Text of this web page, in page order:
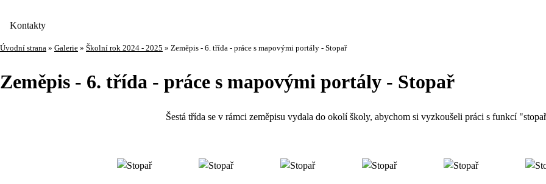
Kontakty
Úvodní strana » Galerie » Školní rok 2024 - 2025 » Zeměpis - 6. třída - práce s mapovými portály - Stopař
Zeměpis - 6. třída - práce s mapovými portály - Stopař
Šestá třída se v rámci zeměpisu vydala do okolí školy, abychom si vyzkoušeli práci s funkcí